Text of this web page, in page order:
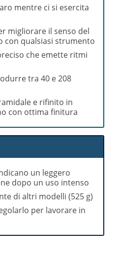
mentre ci si esercita
migliorare il senso del
con qualsiasi strumento
che emette ritmi
tra 40 e 208
e rifinito in
con ottima finitura
un leggero
dopo un uso intenso
di altri modelli (525 g)
per lavorare in